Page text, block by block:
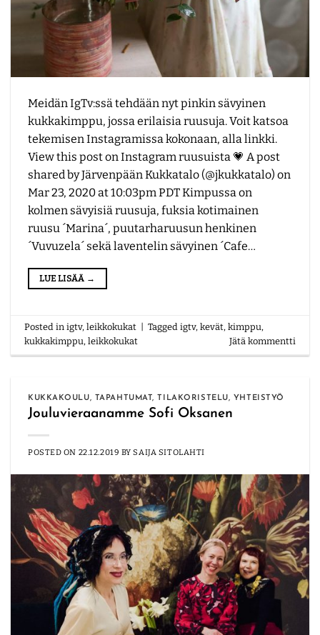
Meidän IgTv:ssä tehdään nyt pinkin sävyinen
kukkakimppu, jossa erilaisia ruusuja. Voit katsoa
tekemisen Instagramissa kokonaan, alla linkki.
View this post on Instagram ruusuista 💗 A post
shared by Järvenpään Kukkatalo (@jkukkatalo) on
Mar 23, 2020 at 10:03pm PDT Kimpussa on
kolmen sävyisiä ruusuja, fuksia kotimainen
ruusu ´Marina´, puutarharuusun henkinen
´Vuvuzela´ sekä laventelin sävyinen ´Cafe…
LUE LISÄÄ →
Posted inigtv,leikkokukat Taggedigtv,kevät,kimppu,
kukkakimppu,leikkokukat Jätä kommentti
KUKKAKOULU, TAPAHTUMAT, TILAKORISTELU, YHTEISTYÖ
Jouluvieraanamme Sofi Oksanen
POSTED ON 22.12.2019 BYSAIJA SITOLAHTI